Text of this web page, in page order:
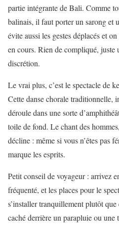
partie intégrante de Bali. Comme
balinais, il faut porter un sarong et
évite aussi les gestes déplacés et
en cours. Rien de compliqué, juste
discrétion.
Le vrai plus, c’est le spectacle de
Cette danse chorale traditionnelle,
déroule dans une sorte
toile de fond. Le chant des
décline : même si vous n’êtes pas
marque les esprits.
Petit conseil de voyageur : arrivez
fréquenté, et les places pour le
s’installer tranquillement plutôt
caché derrière un parapluie ou une